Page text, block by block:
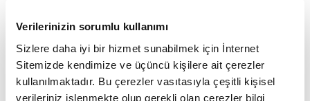
Verilerinizin sorumlu kullanımı
Sizlere daha iyi bir hizmet sunabilmek için İnternet
Sitemizde kendimize ve üçüncü kişilere ait çerezler
kullanılmaktadır. Bu çerezler vasıtasıyla çeşitli kişisel
verileriniz işlenmekte olup gerekli olan çerezler bilgi
Amgen Türkiye ekibiyle 10 yıldır ortaya koydukları
sayısız başarının bu önemli atamada büyük rol